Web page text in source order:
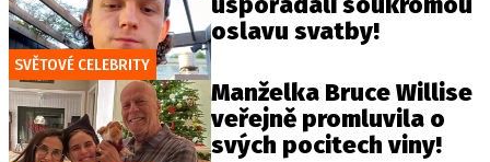
SVĚTOVÉ CELEBRITY
oslavu svatby!
Manželka Bruce Willise
veřejně promluvila o
svých pocitech viny!